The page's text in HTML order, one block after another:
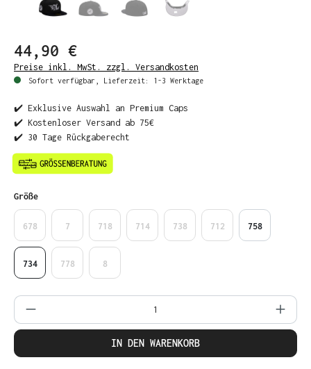
44,90 €
Preise inkl. MwSt. zzgl. Versandkosten
Sofort verfügbar, Lieferzeit: 1-3 Werktage
✔️ Exklusive Auswahl an Premium Caps
✔️ Kostenloser Versand ab 75€
✔️ 30 Tage Rückgaberecht
Größeauswählen
678 7 718 714 738 712 758
734 778 8
Produkt Anzahl: Gib den gewünschten
IN DEN WARENKORB